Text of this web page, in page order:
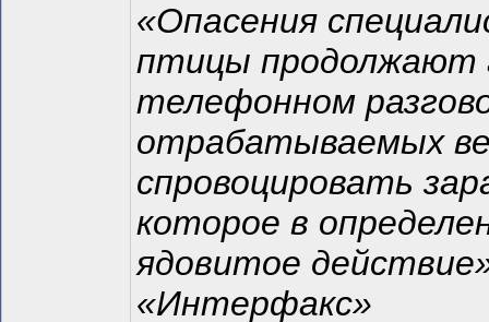
«Опасения
птицы продолжают
телефонном
отрабатываемых
спровоцировать
которое в
ядовитое
«Интерфакс»